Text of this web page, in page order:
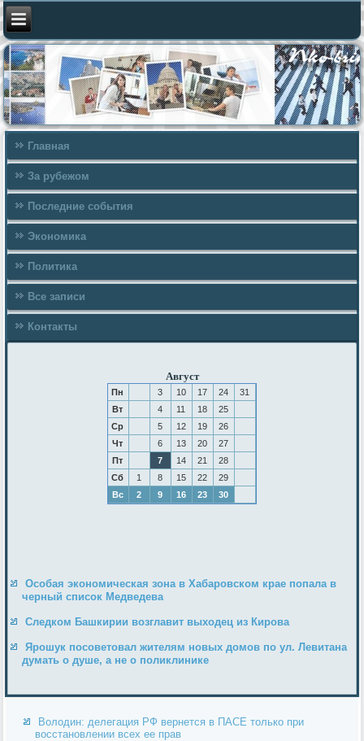
Главная
За рубежом
Последние события
Экономика
Политика
Все записи
Контакты
Август
Пн 3 10 17 24
31
Вт
4 11 18
25
Ср
5 12 19
26
Чт
6 13 20
27
Пт
7 14 21
28
Сб
1 8 15 22
29
Вс
2 9 16 23 30
Особая экономическая зона в Хабаровском крае попала в
черный список Медведева
Следком Башкирии возглавит выходец из Кирова
Ярошук посоветовал жителям новых домов по ул. Левитана
думать о душе, а не о поликлинике
Володин: делегация РФ вернется в ПАСЕ только при
восстановлении всех ее прав